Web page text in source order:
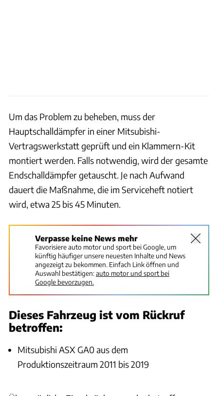
Um das Problem zu beheben, muss der
Hauptschalldämpfer in einer Mitsubishi-
Vertragswerkstatt geprüft und ein Klammern-Kit
montiert werden. Falls notwendig, wird der gesamte
Endschalldämpfer getauscht. Je nach Aufwand
dauert die Maßnahme, die im Serviceheft notiert
wird, etwa 25 bis 45 Minuten.
Verpasse keine News mehr
Favorisiere auto motor und sport bei Google, um
künftig häufiger unsere neuesten Inhalte und News
angezeigt zu bekommen. Einfach Link öffnen und
Auswahl bestätigen:auto motor und sport bei
Google bevorzugen.
Dieses Fahrzeug ist vom Rückruf
betroffen:
Mitsubishi ASX GA0 aus dem
Produktionszeitraum 2011 bis 2019